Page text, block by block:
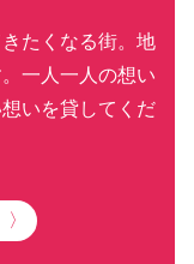
たくなる街。地
一人一人の想い
いを貸してくだ